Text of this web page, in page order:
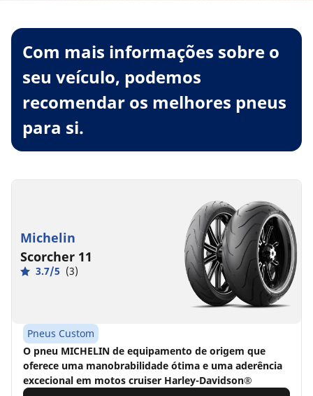
Com mais informações sobre o
seu veículo, podemos
recomendar os melhores pneus
para si.
Michelin
Scorcher 11
3.7/5 (3)
Pneus Custom
O pneu MICHELIN de equipamento de origem que
oferece uma manobrabilidade ótima e uma aderência
excecional em motos cruiser Harley-Davidson®